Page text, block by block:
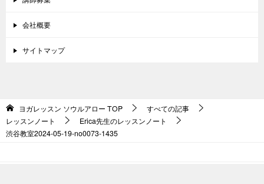
会社概要
サイトマップ
ヨガレッスン ソウルアロー TOP
すべての記事
レッスンノート
Erica先生のレッスンノート
渋谷教室2024-05-19-no0073-­1435